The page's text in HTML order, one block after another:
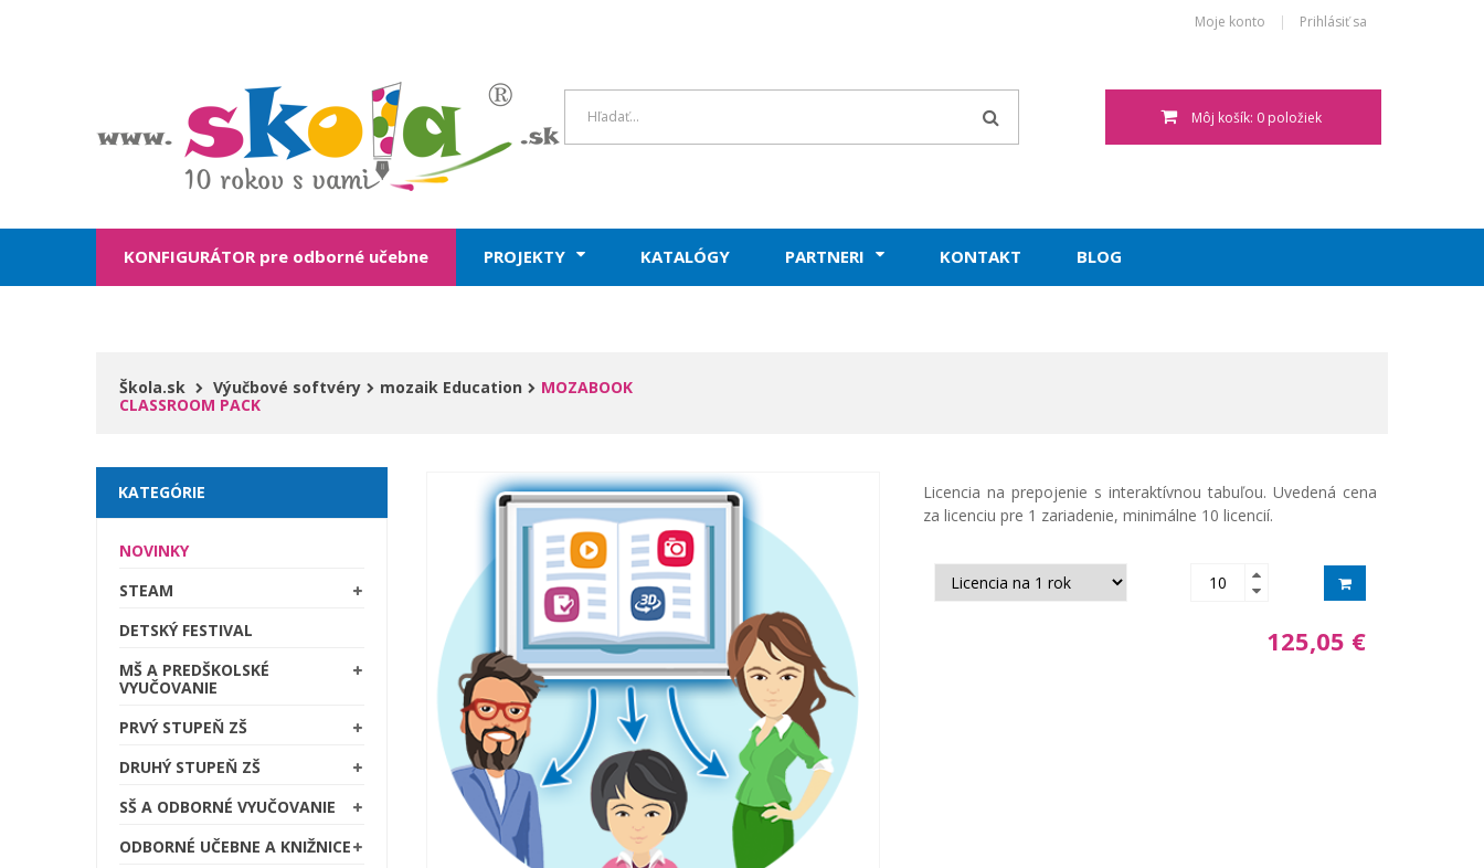
Moje konto Prihlásiť sa
Môj košík: 0 položiek
KONFIGURÁTOR pre odborné učebne PROJEKTY KATALÓGY PARTNERI KONTAKT BLOG
Škola.sk Výučbové softvéry mozaik Education
MOZABOOK
CLASSROOM PACK
KATEGÓRIE
NOVINKY
STEAM
DETSKÝ FESTIVAL
MŠ A PREDŠKOLSKÉ
VYUČOVANIE
PRVÝ STUPEŇ ZŠ
DRUHÝ STUPEŇ ZŠ
SŠ A ODBORNÉ VYUČOVANIE
ODBORNÉ UČEBNE A KNIŽNICE
Licencia na prepojenie s interaktívnou tabuľou. Uvedená cena
za licenciu pre 1 zariadenie, minimálne 10 licencií.
125,05 €